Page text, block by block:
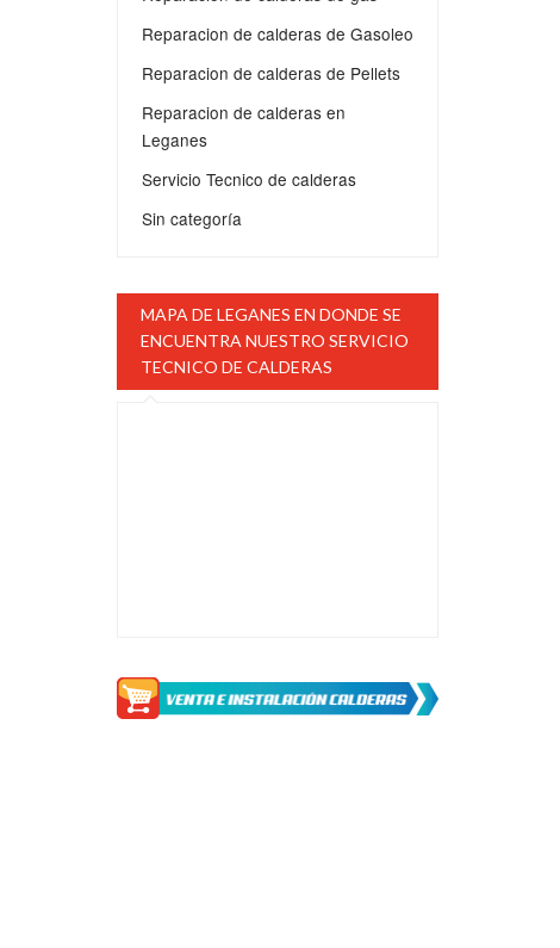
Reparacion de calderas de Gasoleo
Reparacion de calderas de Pellets
Reparacion de calderas en
Leganes
Servicio Tecnico de calderas
Sin categoría
MAPA DE LEGANES EN DONDE SE
ENCUENTRA NUESTRO SERVICIO
TECNICO DE CALDERAS